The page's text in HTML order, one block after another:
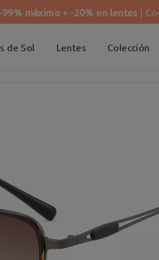
99% máximo + -20% en lentes |
de Sol Lentes Colección